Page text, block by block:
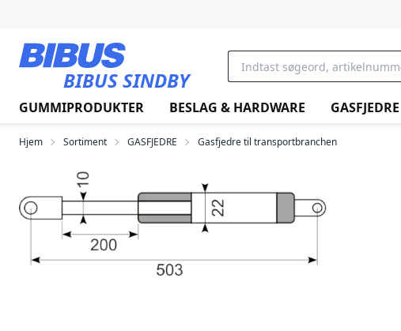
BIBUS SINDBY
GUMMIPRODUKTER BESLAG & HARDWARE GASFJEDRE
Hjem Sortiment GASFJEDRE Gasfjedre til transportbranchen